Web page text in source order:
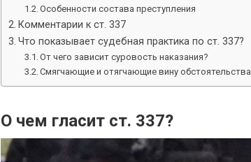
Особенности состава преступления
Комментарии к ст. 337
Что показывает судебная практика по ст. 337?
От чего зависит суровость наказания?
Смягчающие и отягчающие вину обстоятельства
О чем гласит ст. 337?